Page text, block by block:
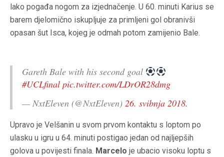
lako pogađa nogom za izjednačenje. U 60. minuti Karius se
barem djelomično iskupljuje za primljeni gol obranivši
opasan šut Isca, kojeg je odmah potom zamijenio Bale.
Gareth Bale with his second goal
#UCLfinal pic.twitter.com/LDrOR28dmg
— NxtEleven (@NxtEleven) 26. svibnja 2018.
Upravo je Velšanin u svom prvom kontaktu s loptom po
ulasku u igru u 64. minuti postigao jedan od najljepših
golova u povijesti finala. Marcelo je ubacio visoku loptu s